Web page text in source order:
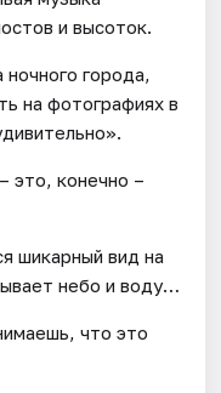
и высоток.
города,
на фотографиях в
это, конечно –
шикарный вид на
небо и воду…
что это